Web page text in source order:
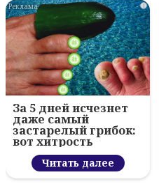
i
За 5 дней исчезнет
даже самый
застарелый грибок:
вот хитрость
Читать далее